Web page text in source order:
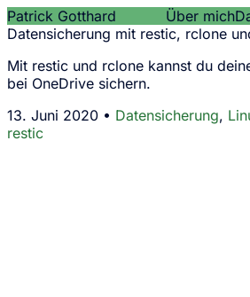
Patrick Gotthard Über mich
Datensicherung mit restic, rclone
Mit restic und rclone kannst du
bei OneDrive sichern.
13. Juni 2020 • Datensicherung,
restic